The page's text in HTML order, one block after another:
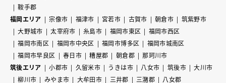
鞍手郡
福岡エリア
宗像市 福津市 宮若市 古賀市 朝倉市
筑紫野市
大野城市
太宰府市 糸島市 福岡市東区
福岡市西区
福岡市南区
福岡市中央区 福岡市博多区
福岡市城南区
福岡市早良区
春日市 糟屋郡 朝倉郡
那珂川市
筑後エリア
小郡市 久留米市 うきは市 八女市 筑後市
大川市
柳川市
みやま市 大牟田市 三井郡 三潴郡 八女郡